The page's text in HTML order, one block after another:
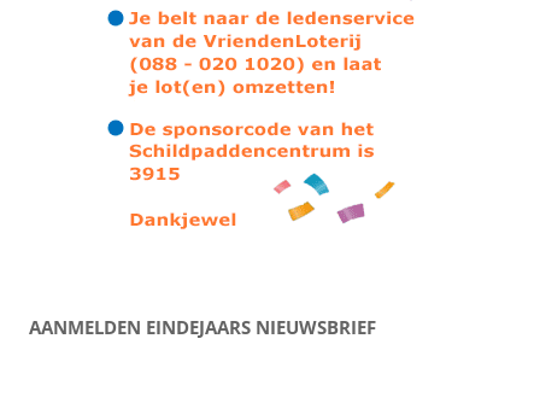
AANMELDEN EINDEJAARS NIEUWSBRIEF